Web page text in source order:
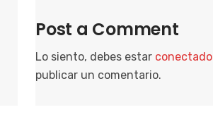
Post a Comment
Lo siento, debes estar conectado
publicar un comentario.